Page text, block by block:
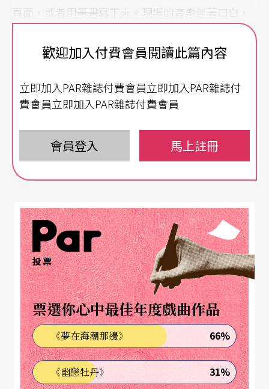
頁面，或者用筆書寫下來。現場的音樂伴著口白，
出，在國家音樂廳與國家交響樂團合作。當天，兩
廳院藝文廣場搭建大型舞台轉播廳內實況，吸引了
兩萬多名粉絲湧入。聯繫兩個樂團的橋梁，就是擁
有古典音樂訓練的阿龔。相對於當時的盛況，在休
團3年期間，他持續以小型的個人演奏會維持著溫
用」，靈感來自動畫《航海王》的角色。美魔女羅
賓能夠瞬間長出多隻手，讓他聯想到李斯特有8隻
手、拉赫瑪尼諾夫有章魚手的諷刺畫。但向外延
伸，「不夠用」卻像廣泛的公式，代入時間、代入
腦子，一樣適用。
不當演奏家，卻像演奏家一樣練習
明明一路念音樂、生日跟貝多芬被推定的生辰同一
歡迎加入付費會員閱讀此篇內容
立即加入PAR雜誌付費會員立即加入PAR雜誌付
費會員立即加入PAR雜誌付費會員
會員登入 馬上註冊
投票
票選你心中最佳年度戲曲作品
《夢在海潮那邊》 66%
《幽戀牡丹》 31%